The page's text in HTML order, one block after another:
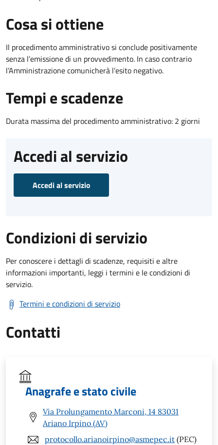
Cosa si ottiene
Il procedimento amministrativo si conclude positivamente
senza l’emissione di un provvedimento. In caso contrario
l’Amministrazione comunicherà l’esito negativo.
Tempi e scadenze
Durata massima del procedimento amministrativo: 2 giorni
Accedi al servizio
Accedi al servizio
Condizioni di servizio
Per conoscere i dettagli di scadenze, requisiti e altre
informazioni importanti, leggi i termini e le condizioni di
servizio.
Termini e condizioni di servizio
Contatti
Anagrafe e stato civile
Via Prolungamento Marconi, 14 83031
Ariano Irpino (AV)
protocollo.arianoirpino@asmepec.it (PEC)